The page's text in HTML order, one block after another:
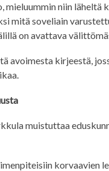
niin läheltä
mitä soveliain
on avattava
avoimesta kirjeestä,
muistuttaa
korvaavien